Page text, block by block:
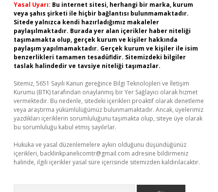
Yasal Uyarı: Bu internet sitesi, herhangi bir marka, kurum
veya şahıs şirketi ile hiçbir bağlantısı bulunmamaktadır.
Sitede yalnızca kendi hazırladığımız makaleler
paylaşılmaktadır. Burada yer alan içerikler haber niteliği
taşımamakta olup, gerçek kurum ve kişiler hakkında
paylaşım yapılmamaktadır. Gerçek kurum ve kişiler ile isim
benzerlikleri tamamen tesadüfidir. Sitemizdeki bilgiler
taslak halindedir ve tavsiye niteliği taşımazlar.
Sitemiz, 5651 Sayılı Kanun gereğince Bilgi Teknolojileri ve İletişim
Kurumu (BTK) tarafından onaylanmış bir Yer Sağlayıcı olarak hizmet
vermektedir. Bu nedenle, sitedeki içerikleri proaktif olarak denetleme
veya araştırma yükümlülüğümüz bulunmamaktadır. Ancak, üyelerimiz
yazdıkları içeriklerin sorumluluğunu taşımakta olup, siteye üye olarak
bu sorumluluğu kabul etmiş sayılırlar.
Hukuka ve yasal düzenlemelere aykırı olduğunu düşündüğünüz
içerikleri, backlinkpanelicomtr@gmail.com adresine bildirmeniz
halinde, ilgili içerikler yasal süre içerisinde sitemizden kaldırılacaktır.